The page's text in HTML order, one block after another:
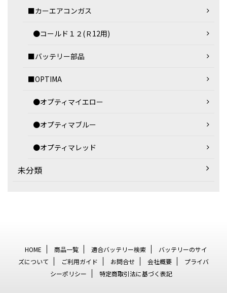
■カーエアコンガス
●コールド１２(Ｒ12用)
■バッテリー部品
■OPTIMA
●オプティマイエロー
●オプティマブルー
●オプティマレッド
未分類
HOME 商品一覧 適合バッテリー検索
バッテリーのサイ
ズについて
ご利用ガイド お問合せ 会社概要
プライバ
シーポリシー
特定商取引法に基づく表記